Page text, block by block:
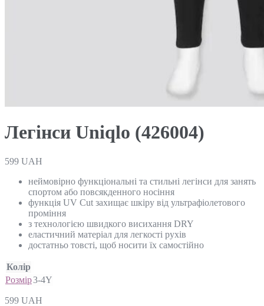
Легінси Uniqlo (426004)
599 UAH
неймовірно функціональні та стильні легінси для занять
спортом або повсякденного носіння
функція UV Cut захищає шкіру від ультрафіолетового
проміння
з технологією швидкого висихання DRY
еластичний матеріал для легкості рухів
достатньо товсті, щоб носити їх самостійно
Колір
Розмір3-4Y
599 UAH